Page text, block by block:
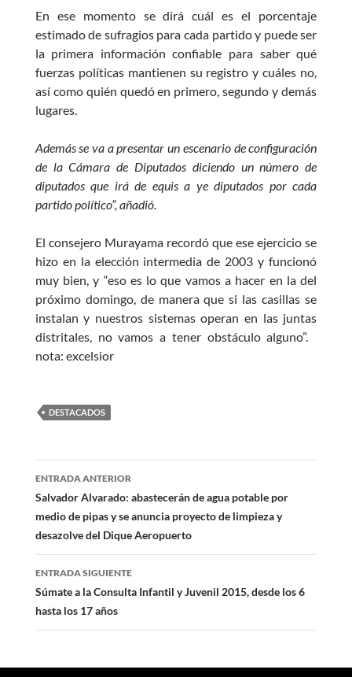
En ese momento se dirá cuál es el porcentaje
estimado de sufragios para cada partido y puede ser
la primera información confiable para saber qué
fuerzas políticas mantienen su registro y cuáles no,
así como quién quedó en primero, segundo y demás
lugares.
Además se va a presentar un escenario de configuración
de la Cámara de Diputados diciendo un número de
diputados que irá de equis a ye diputados por cada
partido político”, añadió.
El consejero Murayama recordó que ese ejercicio se
hizo en la elección intermedia de 2003 y funcionó
muy bien, y “eso es lo que vamos a hacer en la del
próximo domingo, de manera que si las casillas se
instalan y nuestros sistemas operan en las juntas
distritales, no vamos a tener obstáculo alguno”.
nota: excelsior
DESTACADOS
Navegación
de
entradas
ENTRADA ANTERIOR
Salvador Alvarado: abastecerán de agua potable por
medio de pipas y se anuncia proyecto de limpieza y
desazolve del Dique Aeropuerto
ENTRADA SIGUIENTE
Súmate a la Consulta Infantil y Juvenil 2015, desde los 6
hasta los 17 años